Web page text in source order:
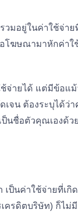
วมอยู่ในค่าใช้จ่าย
อโฆษณามาหักค่าใ
จ่ายได้ แต่มีข้อแม้
จน ต้องระบุได้ว่า
ป็นชื่อตัวคุณเองด้วย
ป็นค่าใช้จ่ายที่เกิ
ครดิตบริษัท) ก็ไม่มี